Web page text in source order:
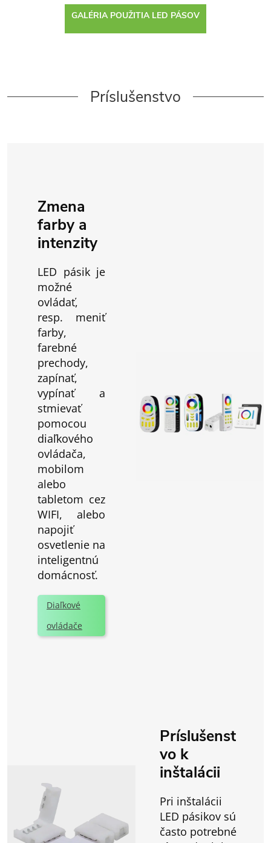
GALÉRIA POUŽITIA LED PÁSOV
Príslušenstvo
Zmena
farby a
intenzity
LED pásik je
možné
ovládať,
resp. meniť
farby,
farebné
prechody,
zapínať,
vypínať a
stmievať
pomocou
diaľkového
ovládača,
mobilom
alebo
tabletom cez
WIFI, alebo
napojiť
osvetlenie na
inteligentnú
domácnosť.
Diaľkové
ovládače
Príslušenst
vo k
inštalácii
Pri inštalácii
LED pásikov sú
často potrebné